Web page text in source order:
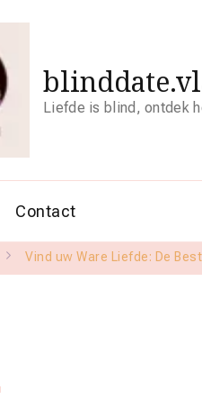
Liefde is blind, ontdek
Contact
Vind uw Ware Liefde: De